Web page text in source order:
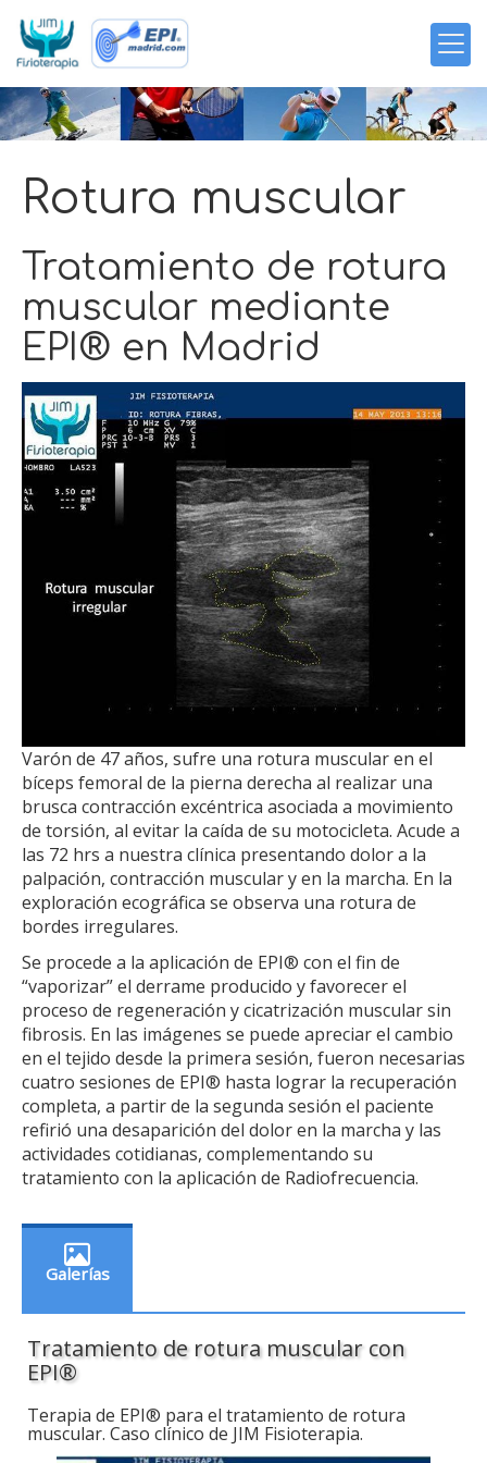
Rotura muscular
Tratamiento de rotura
muscular mediante
EPI® en Madrid
Varón de 47 años, sufre una rotura muscular en el
bíceps femoral de la pierna derecha al realizar una
brusca contracción excéntrica asociada a movimiento
de torsión, al evitar la caída de su motocicleta. Acude a
las 72 hrs a nuestra clínica presentando dolor a la
palpación, contracción muscular y en la marcha. En la
exploración ecográfica se observa una rotura de
bordes irregulares.
Se procede a la aplicación de EPI® con el fin de
“vaporizar” el derrame producido y favorecer el
proceso de regeneración y cicatrización muscular sin
fibrosis. En las imágenes se puede apreciar el cambio
en el tejido desde la primera sesión, fueron necesarias
cuatro sesiones de EPI® hasta lograr la recuperación
completa, a partir de la segunda sesión el paciente
refirió una desaparición del dolor en la marcha y las
actividades cotidianas, complementando su
tratamiento con la aplicación de Radiofrecuencia.
Galerías
Tratamiento de rotura muscular con
EPI®
Terapia de EPI® para el tratamiento de rotura
muscular. Caso clínico de JIM Fisioterapia.